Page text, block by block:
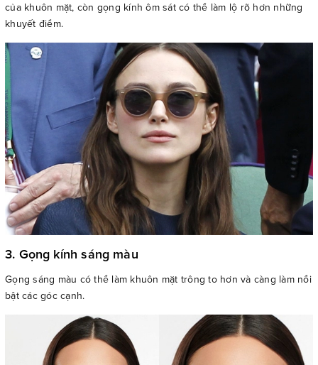
của khuôn mặt, còn gọng kính ôm sát có thể làm lộ rõ hơn những
khuyết điểm.
3. Gọng kính sáng màu
Gọng sáng màu có thể làm khuôn mặt trông to hơn và càng làm nổi
bật các góc cạnh.